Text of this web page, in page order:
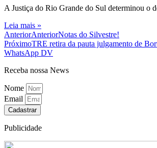
A Justiça do Rio Grande do Sul determinou o
Leia mais »
AnteriorAnteriorNotas do Silvestre!
PróximoTRE retira da pauta julgamento de
WhatsApp DV
Receba nossa News
Nome
Email
Cadastrar
Publicidade